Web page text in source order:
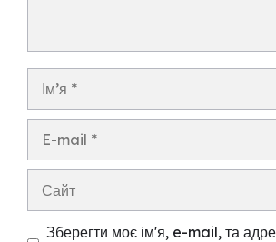
Зберегти моє ім'я, e-mail, та